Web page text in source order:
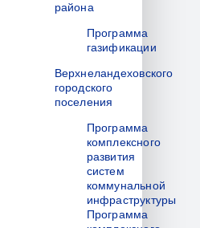
района
Программа
газификации
Верхнеландеховского
городского
поселения
Программа
комплексного
развития
систем
коммунальной
инфраструктуры
Программа